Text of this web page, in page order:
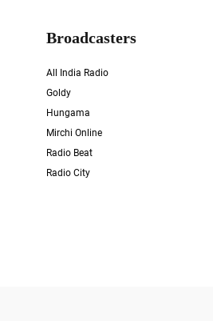
Broadcasters
All India Radio
Goldy
Hungama
Mirchi Online
Radio Beat
Radio City